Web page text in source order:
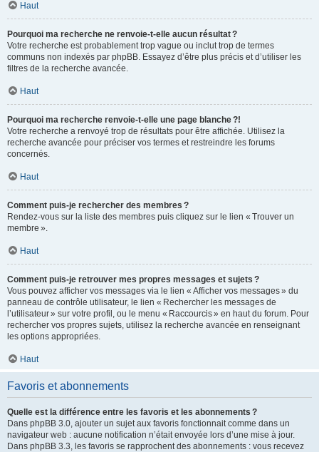
Haut
Pourquoi ma recherche ne renvoie-t-elle aucun résultat ?
Votre recherche est probablement trop vague ou inclut trop de termes
communs non indexés par phpBB. Essayez d’être plus précis et d’utiliser les
filtres de la recherche avancée.
Haut
Pourquoi ma recherche renvoie-t-elle une page blanche ?!
Votre recherche a renvoyé trop de résultats pour être affichée. Utilisez la
recherche avancée pour préciser vos termes et restreindre les forums
concernés.
Haut
Comment puis-je rechercher des membres ?
Rendez-vous sur la liste des membres puis cliquez sur le lien « Trouver un
membre ».
Haut
Comment puis-je retrouver mes propres messages et sujets ?
Vous pouvez afficher vos messages via le lien « Afficher vos messages » du
panneau de contrôle utilisateur, le lien « Rechercher les messages de
l’utilisateur » sur votre profil, ou le menu « Raccourcis » en haut du forum. Pour
rechercher vos propres sujets, utilisez la recherche avancée en renseignant
les options appropriées.
Haut
Favoris et abonnements
Quelle est la différence entre les favoris et les abonnements ?
Dans phpBB 3.0, ajouter un sujet aux favoris fonctionnait comme dans un
navigateur web : aucune notification n’était envoyée lors d’une mise à jour.
Dans phpBB 3.3, les favoris se rapprochent des abonnements : vous recevez